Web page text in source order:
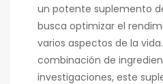
un potente suplemento
busca optimizar el
varios aspectos de la
combinación de
investigaciones, este